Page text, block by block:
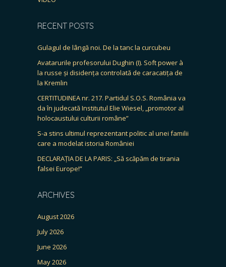
RECENT POSTS
Gulagul de lângă noi. De la tanc la curcubeu
Avatarurile profesorului Dughin (I). Soft power à
la russe și disidența controlată de caracatița de
la Kremlin
CERTITUDINEA nr. 217. Partidul S.O.S. România va
da în judecată Institutul Elie Wiesel, „promotor al
holocaustului culturii române”
S-a stins ultimul reprezentant politic al unei familii
care a modelat istoria României
DECLARAȚIA DE LA PARIS: „Să scăpăm de tirania
falsei Europe!”
ARCHIVES
August 2026
July 2026
June 2026
May 2026